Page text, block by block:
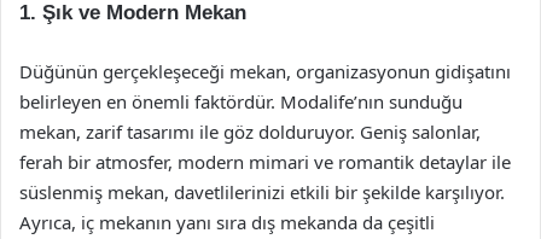
1. Şık ve Modern Mekan
Düğünün gerçekleşeceği mekan, organizasyonun gidişatını
belirleyen en önemli faktördür. Modalife’nın sunduğu
mekan, zarif tasarımı ile göz dolduruyor. Geniş salonlar,
ferah bir atmosfer, modern mimari ve romantik detaylar ile
süslenmiş mekan, davetlilerinizi etkili bir şekilde karşılıyor.
Ayrıca, iç mekanın yanı sıra dış mekanda da çeşitli